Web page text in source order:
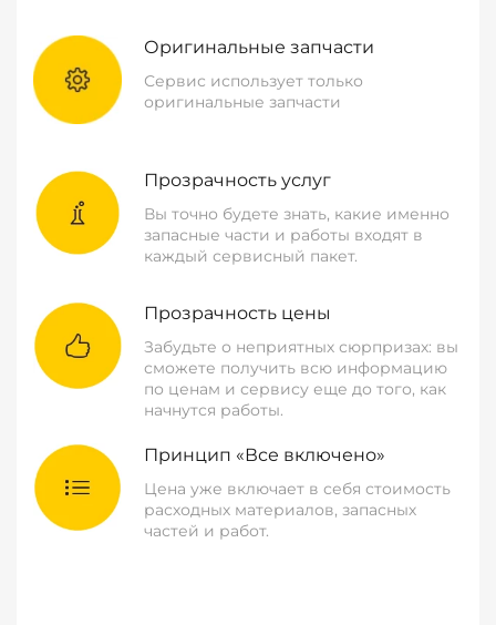
Оригинальные запчасти
Сервис использует только
оригинальные запчасти
Прозрачность услуг
Вы точно будете знать, какие именно
запасные части и работы входят в
каждый сервисный пакет.
Прозрачность цены
Забудьте о неприятных сюрпризах: вы
сможете получить всю информацию
по ценам и сервису еще до того, как
начнутся работы.
Принцип «Все включено»
Цена уже включает в себя стоимость
расходных материалов, запасных
частей и работ.